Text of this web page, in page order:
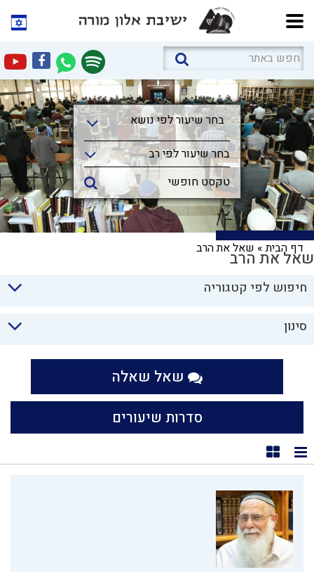
בחר שיעור לפי נושא
בחר שיעור לפי נושא
בחר שיעור לפי רב
דף הבית» שאל את הרבשאל את הרב
חיפוש לפי קטגוריה
סינון
שאל שאלה
סדרות שיעורים
תצוגת רשימה
תצוגת קוביות